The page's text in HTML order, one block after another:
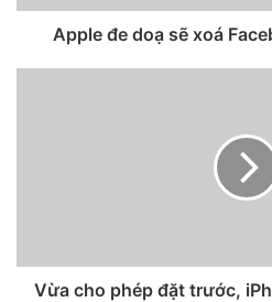
Apple đe doạ sẽ xoá
Vừa cho phép đặt trước,